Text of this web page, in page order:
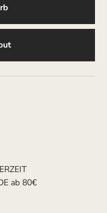
ab 80€